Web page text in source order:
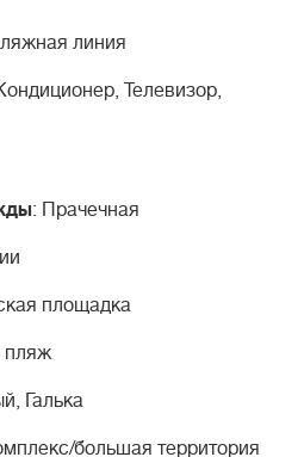
линия
Телевизор,
: Прачечная
площадка
пляж
Галька
большая территория